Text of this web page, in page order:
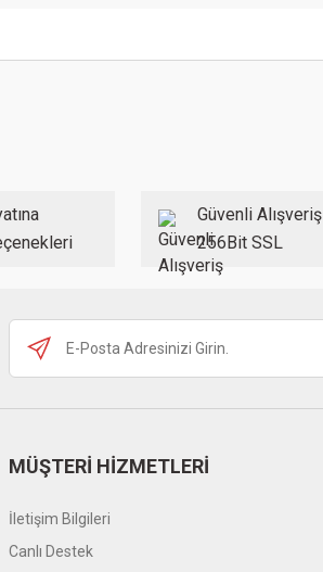
Güvenli Alışveriş
256Bit SSL
MÜŞTERİ HİZMETLERİ
İletişim Bilgileri
Canlı Destek